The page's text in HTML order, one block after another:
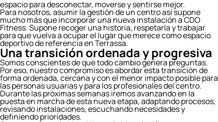
espacio para desconectar, moverse y sentirse mejor.
Para nosotros, asumir la gestión de un centro así supone
mucho más que incorporar una nueva instalación a CDO
Fitness. Supone recoger una historia, respetarla y trabajar
para que vuelva a ocupar el lugar que merece como espacio
deportivo de referencia en Terrassa.
Una transición ordenada y progresiva
Somos conscientes de que todo cambio genera preguntas.
Por eso, nuestro compromiso es abordar esta transición de
forma ordenada, cercana y con el menor impacto posible para
las personas usuarias y para los profesionales del centro.
Durante las próximas semanas iremos avanzando en la
puesta en marcha de esta nueva etapa, adaptando procesos,
revisando instalaciones, escuchando necesidades y
definiendo prioridades.